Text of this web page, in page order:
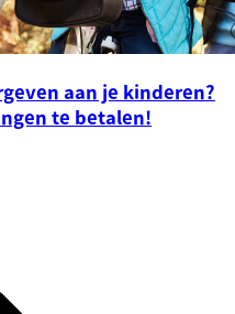
aan je kinderen?
te betalen!